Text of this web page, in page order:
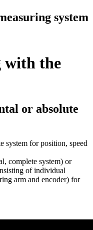
system
with the
or absolute
system for position, speed
complete system) or
of individual
arm and encoder) for